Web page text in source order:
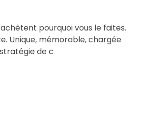
pourquoi vous le faites.
Unique, mémorable, chargée
stratégie de c